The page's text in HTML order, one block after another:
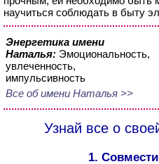
научиться соблюдать в быту
Энергетика имени
Наталья: Эмоциональность,
увлеченность,
импульсивность
Все об имени Наталья >>
Узнай все о
1.